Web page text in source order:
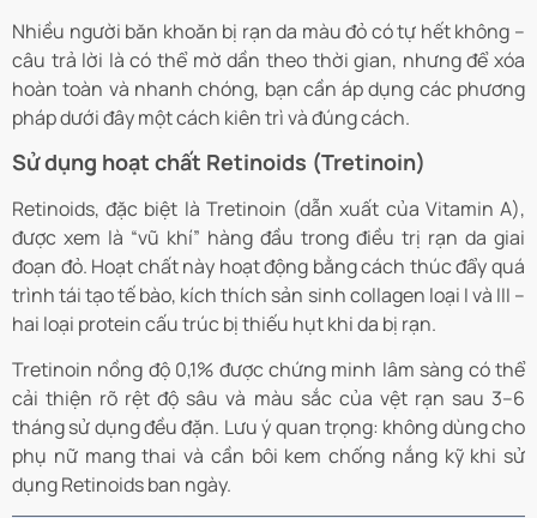
Nhiều người băn khoăn bị rạn da màu đỏ có tự hết không –
câu trả lời là có thể mờ dần theo thời gian, nhưng để xóa
hoàn toàn và nhanh chóng, bạn cần áp dụng các phương
pháp dưới đây một cách kiên trì và đúng cách.
Sử dụng hoạt chất Retinoids (Tretinoin)
Retinoids, đặc biệt là Tretinoin (dẫn xuất của Vitamin A),
được xem là “vũ khí” hàng đầu trong điều trị rạn da giai
đoạn đỏ. Hoạt chất này hoạt động bằng cách thúc đẩy quá
trình tái tạo tế bào, kích thích sản sinh collagen loại I và III –
hai loại protein cấu trúc bị thiếu hụt khi da bị rạn.
Tretinoin nồng độ 0,1% được chứng minh lâm sàng có thể
cải thiện rõ rệt độ sâu và màu sắc của vệt rạn sau 3–6
tháng sử dụng đều đặn. Lưu ý quan trọng: không dùng cho
phụ nữ mang thai và cần bôi kem chống nắng kỹ khi sử
dụng Retinoids ban ngày.